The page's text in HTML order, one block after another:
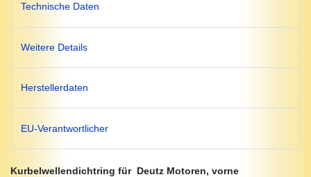
Technische Daten
Weitere Details
Herstellerdaten
EU-Verantwortlicher
Kurbelwellendichtring für Deutz Motoren, vorne